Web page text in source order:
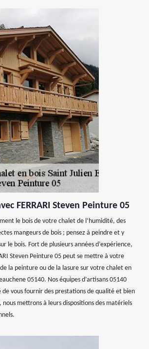
FERRARI Steven Peinture 05
le bois de votre chalet de l’humidité, des
mangeurs de bois ; pensez à peindre et y
le bois. Fort de plusieurs années d’expérience,
Steven Peinture 05 peut se mettre à votre
la peinture ou de la lasure sur votre chalet en
05140. Nos équipes d’artisans 05140
de vous fournir des prestations de qualité et bien
nous mettrons à leurs dispositions des matériels